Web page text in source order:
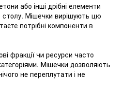
або інші дрібні елементи
Мішечки вирішують цю
потрібні компоненти в
фракції чи ресурси часто
Мішечки дозволяють
не переплутати і не